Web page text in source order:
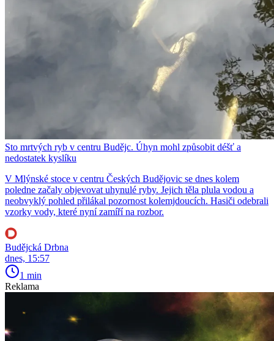
Sto mrtvých ryb v centru Budějc. Úhyn mohl způsobit déšť a
nedostatek kyslíku
V Mlýnské stoce v centru Českých Budějovic se dnes kolem
poledne začaly objevovat uhynulé ryby. Jejich těla plula vodou a
neobvyklý pohled přilákal pozornost kolemjdoucích. Hasiči odebrali
vzorky vody, které nyní zamíří na rozbor.
Budějcká Drbna
dnes, 15:57
1 min
Reklama